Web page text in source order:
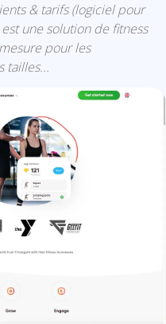
& tarifs (logiciel pour
une solution de fitness
pour les
tailles...